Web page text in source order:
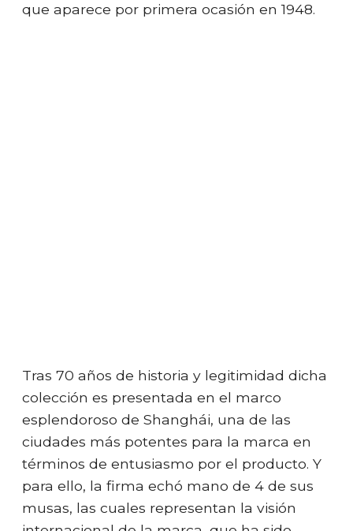
que aparece por primera ocasión en 1948.
Tras 70 años de historia y legitimidad dicha
colección es presentada en el marco
esplendoroso de Shanghái, una de las
ciudades más potentes para la marca en
términos de entusiasmo por el producto. Y
para ello, la firma echó mano de 4 de sus
musas, las cuales representan la visión